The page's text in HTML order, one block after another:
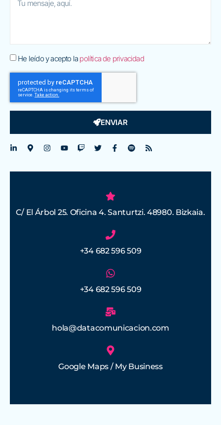
He leído y acepto la política de privacidad
ENVIAR
C/ El Árbol 25. Oficina 4. Santurtzi. 48980. Bizkaia.
+34 682 596 509
+34 682 596 509
hola@datacomunicacion.com
Google Maps / My Business